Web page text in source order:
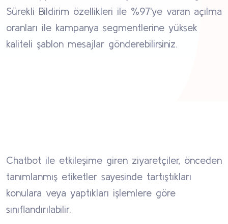
Sürekli Bildirim özellikleri ile %97'ye varan açılma
oranları ile kampanya segmentlerine yüksek
kaliteli şablon mesajlar gönderebilirsiniz.
Chatbot ile etkileşime giren ziyaretçiler, önceden
tanımlanmış etiketler sayesinde tartıştıkları
konulara veya yaptıkları işlemlere göre
sınıflandırılabilir.